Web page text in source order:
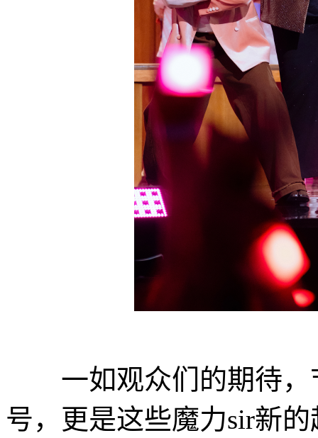
一如观众们的期待，
号，更是这些魔力sir新